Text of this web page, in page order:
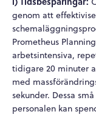
genom att
Prometheus
arbetsintensiva,
tidigare 20 minuter
med
sekunder. Dessa
personalen kan